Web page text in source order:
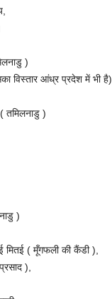
)
विस्तार आंध्र प्रदेश में भी है)
तमिलनाडु )
)
मितई ( मूँगफली की कैंडी ),
),